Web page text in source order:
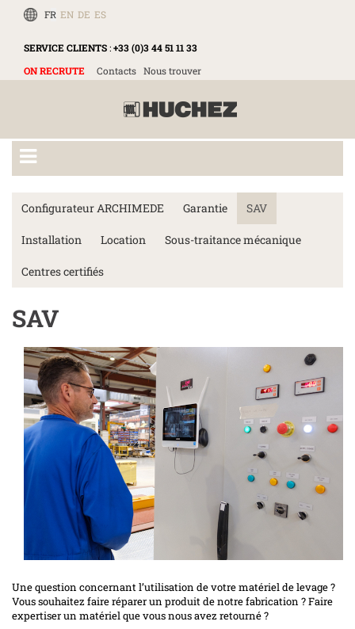
FR EN DE ES
SERVICE CLIENTS:+33 (0)3 44 51 11 33
ON RECRUTE
Contacts Nous trouver
Configurateur ARCHIMEDE Garantie SAV
Installation Location Sous-traitance mécanique
Centres certifiés
SAV
Une question concernant l’utilisation de votre matériel de levage ?
Vous souhaitez faire réparer un produit de notre fabrication ? Faire
expertiser un matériel que vous nous avez retourné ?